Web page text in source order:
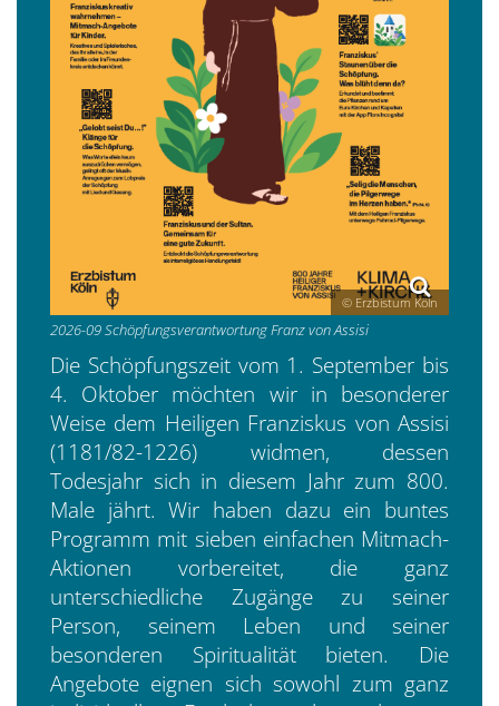
© Erzbistum Köln
2026-09 Schöpfungsverantwortung Franz von Assisi
Die Schöpfungszeit vom 1. September bis
4. Oktober möchten wir in besonderer
Weise dem Heiligen Franziskus von Assisi
(1181/82-1226) widmen, dessen
Todesjahr sich in diesem Jahr zum 800.
Male jährt. Wir haben dazu ein buntes
Programm mit sieben einfachen Mitmach-
Aktionen vorbereitet, die ganz
unterschiedliche Zugänge zu seiner
Person, seinem Leben und seiner
besonderen Spiritualität bieten. Die
Angebote eignen sich sowohl zum ganz